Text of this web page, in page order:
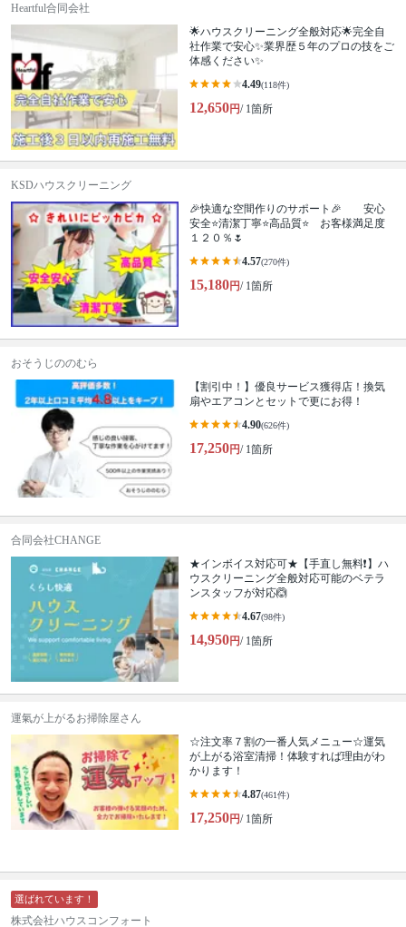
Heartful合同会社
🌟ハウスクリーニング全般対応🌟完全自
社作業で安心✨業界歴５年のプロの技をご
体感ください✨
4.49(118件)
12,650円/ 1箇所
KSDハウスクリーニング
🎉快適な空間作りのサポート🎉 安心
安全⭐清潔丁寧⭐高品質⭐ お客様満足度
１２０％🌷
4.57(270件)
15,180円/ 1箇所
おそうじののむら
【割引中！】優良サービス獲得店！換気
扇やエアコンとセットで更にお得！
4.90(626件)
17,250円/ 1箇所
合同会社CHANGE
★インボイス対応可★【手直し無料❗️】ハ
ウスクリーニング全般対応可能のベテラ
ンスタッフが対応🙆
4.67(98件)
14,950円/ 1箇所
運氣が上がるお掃除屋さん
☆注文率７割の一番人気メニュー☆運気
が上がる浴室清掃！体験すれば理由がわ
かります！
4.87(461件)
17,250円/ 1箇所
選ばれています！
株式会社ハウスコンフォート